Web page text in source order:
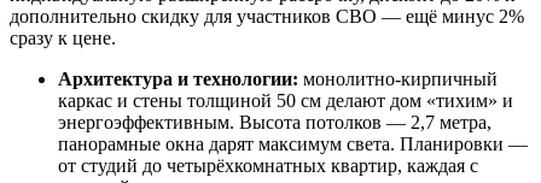
дополнительно скидку для участников СВО — ещё минус 2%
сразу к цене.
Архитектура и технологии: монолитно-кирпичный
каркас и стены толщиной 50 см делают дом «тихим» и
энергоэффективным. Высота потолков — 2,7 метра,
панорамные окна дарят максимум света. Планировки —
от студий до четырёхкомнатных квартир, каждая с